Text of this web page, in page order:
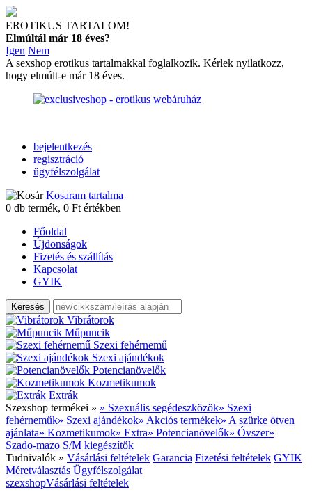
EROTIKUS TARTALOM!
Elmúltál már 18 éves?
Igen Nem
A sexshop erotikus tartalmakkal foglalkozik. Kérlek nyilatkozz,
hogy elmúlt-e már 18 éves.
bejelentkezés
regisztráció
ügyfélszolgálat
Kosaram tartalma
0 db termék, 0 Ft értékben
Főoldal
Újdonságok
Fizetés és szállítás
Kapcsolat
GYIK
Vibrátorok
Műpuncik
Szexi fehérnemű
Szexi ajándékok
Potencianövelők
Kozmetikumok
Extrák
Szexshop termékei » » Szexuális segédeszközök» Szexi
fehérneműk» Szexi ajándékok» Akciós termékek» A szürke ötven
ajánlata» Kozmetikumok» Extra» Potencianövelők» Óvszer»
Szado-mazo S/M kiegészítők
Tudnivalók » Vásárlási feltételek Garancia Fizetési feltételek GYIK
Méretválasztás Ügyfélszolgálat
szexshopVásárlási feltételek